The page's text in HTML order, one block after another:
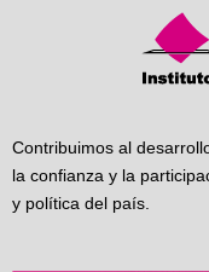
Contribuimos al
la confianza y la
y política del país.